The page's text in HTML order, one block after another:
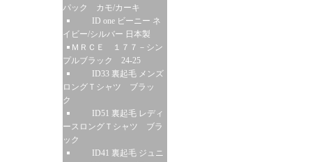
パック カモ/カーキ
ID one ビーニー ネ
イビー/シルバー 日本製
ＭＲＣＥ １７７－シン
プルブラック 24-25
ID33 裏起毛 メンズ
ロングＴシャツ ブラッ
ク
ID51 裏起毛 レディ
ースロングＴシャツ ブラ
ック
ID41 裏起毛 ジュニ